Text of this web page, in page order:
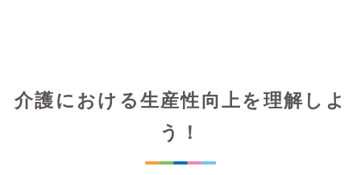
介護における生産性向上を理解しよ
う！